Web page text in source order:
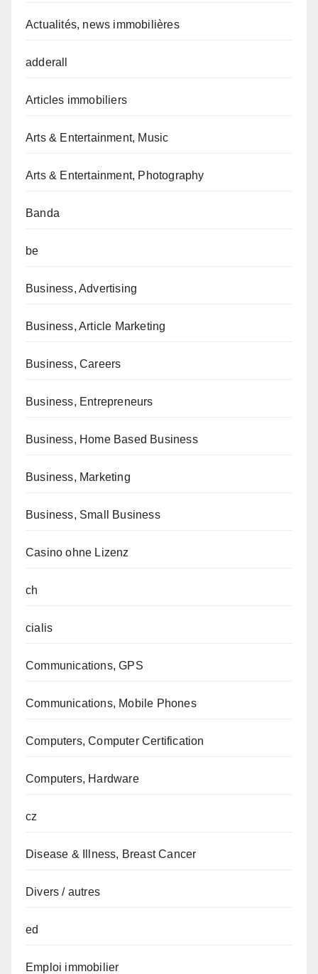
Actualités, news immobilières
adderall
Articles immobiliers
Arts & Entertainment, Music
Arts & Entertainment, Photography
Banda
be
Business, Advertising
Business, Article Marketing
Business, Careers
Business, Entrepreneurs
Business, Home Based Business
Business, Marketing
Business, Small Business
Casino ohne Lizenz
ch
cialis
Communications, GPS
Communications, Mobile Phones
Computers, Computer Certification
Computers, Hardware
cz
Disease & Illness, Breast Cancer
Divers / autres
ed
Emploi immobilier